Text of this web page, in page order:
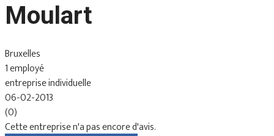
Moulart
Bruxelles
1 employé
entreprise individuelle
06-02-2013
(0)
Cette entreprise n'a pas encore d'avis.